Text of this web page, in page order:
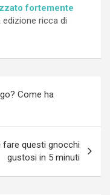
fortemente
ricca di
Come ha
fare questi gnocchi
gustosi in 5 minuti